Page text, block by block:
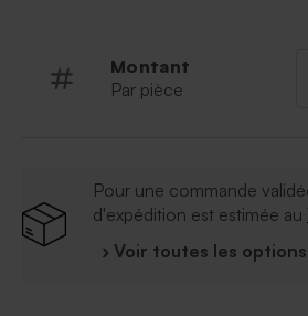
Montant
Par pièce
Pour une commande
d'expédition est estimée au
› Voir toutes les